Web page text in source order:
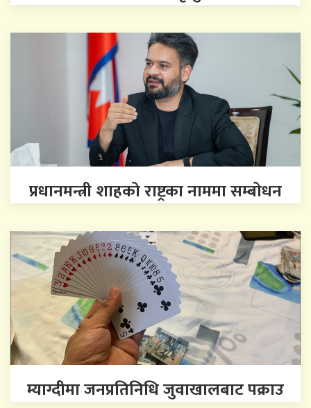
प्रधानमन्त्री शाहको राष्ट्रका नाममा सम्बोधन
म्याग्दीमा जनप्रतिनिधि जुवाखालबाट पक्राउ